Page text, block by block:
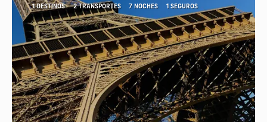
1 DESTINOS 2 TRANSPORTES 7 NOCHES 1 SEGUROS